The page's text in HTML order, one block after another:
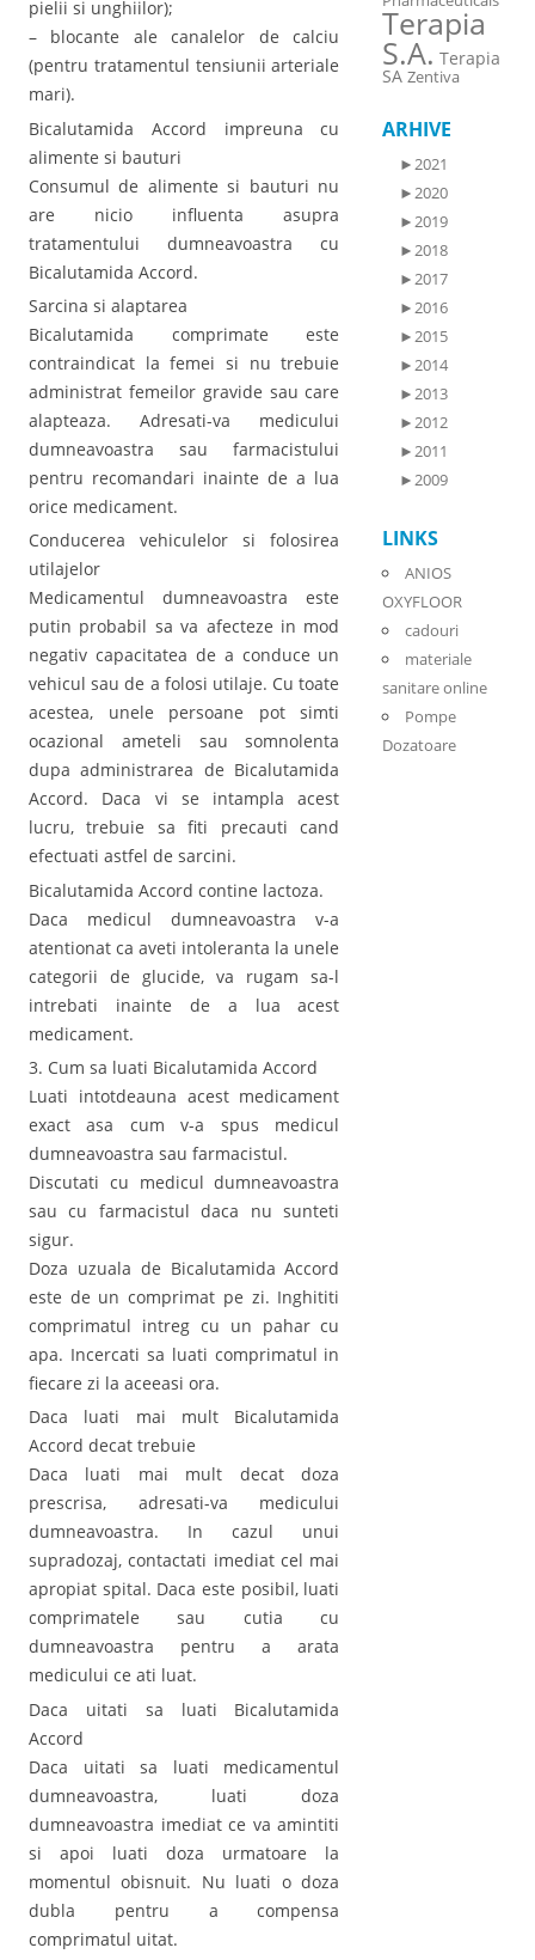
pielii si unghiilor);
– blocante ale canalelor de calciu
(pentru tratamentul tensiunii arteriale
mari).
Bicalutamida Accord impreuna cu
alimente si bauturi
Consumul de alimente si bauturi nu
are nicio influenta asupra
tratamentului dumneavoastra cu
Bicalutamida Accord.
Sarcina si alaptarea
Bicalutamida comprimate este
contraindicat la femei si nu trebuie
administrat femeilor gravide sau care
alapteaza. Adresati-va medicului
dumneavoastra sau farmacistului
pentru recomandari inainte de a lua
orice medicament.
Conducerea vehiculelor si folosirea
utilajelor
Medicamentul dumneavoastra este
putin probabil sa va afecteze in mod
negativ capacitatea de a conduce un
vehicul sau de a folosi utilaje. Cu toate
acestea, unele persoane pot simti
ocazional ameteli sau somnolenta
dupa administrarea de Bicalutamida
Accord. Daca vi se intampla acest
lucru, trebuie sa fiti precauti cand
efectuati astfel de sarcini.
Bicalutamida Accord contine lactoza.
Daca medicul dumneavoastra v-a
atentionat ca aveti intoleranta la unele
categorii de glucide, va rugam sa-l
intrebati inainte de a lua acest
medicament.
3. Cum sa luati Bicalutamida Accord
Luati intotdeauna acest medicament
exact asa cum v-a spus medicul
dumneavoastra sau farmacistul.
Discutati cu medicul dumneavoastra
sau cu farmacistul daca nu sunteti
sigur.
Doza uzuala de Bicalutamida Accord
este de un comprimat pe zi. Inghititi
comprimatul intreg cu un pahar cu
apa. Incercati sa luati comprimatul in
fiecare zi la aceeasi ora.
Daca luati mai mult Bicalutamida
Accord decat trebuie
Daca luati mai mult decat doza
prescrisa, adresati-va medicului
dumneavoastra. In cazul unui
supradozaj, contactati imediat cel mai
apropiat spital. Daca este posibil, luati
comprimatele sau cutia cu
dumneavoastra pentru a arata
medicului ce ati luat.
Daca uitati sa luati Bicalutamida
Accord
Daca uitati sa luati medicamentul
dumneavoastra, luati doza
dumneavoastra imediat ce va amintiti
si apoi luati doza urmatoare la
momentul obisnuit. Nu luati o doza
dubla pentru a compensa
comprimatul uitat.
Terapia
S.A. Terapia
SA Zentiva
ARHIVE
►2021
►2020
►2019
►2018
►2017
►2016
►2015
►2014
►2013
►2012
►2011
►2009
LINKS
ANIOS
OXYFLOOR
cadouri
materiale
sanitare online
Pompe
Dozatoare